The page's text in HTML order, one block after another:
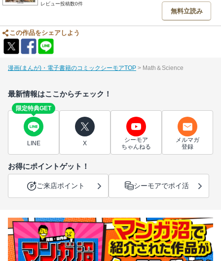
レビュー投稿数0件
無料立読み
この作品をシェアしよう
漫画(まんが)・電子書籍のコミックシーモアTOP Math＆Science
最新情報はここからチェック！
限定特典GET
LINE X
シーモア
ちゃんねる
メルマガ
登録
お得にポイントゲット！
ご来店ポイント シーモアでポイ活